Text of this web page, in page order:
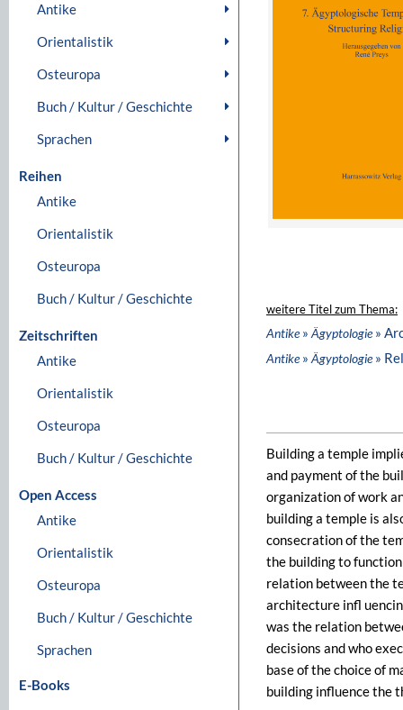
Antike
Orientalistik
Osteuropa
Buch / Kultur / Geschichte
Sprachen
Reihen
Antike
Orientalistik
Osteuropa
Buch / Kultur / Geschichte
Zeitschriften
Antike
Orientalistik
Osteuropa
Buch / Kultur / Geschichte
Open Access
Antike
Orientalistik
Osteuropa
Buch / Kultur / Geschichte
Sprachen
E-Books
weitere Titel zum Thema:
Antike» Ägyptologie»
Antike» Ägyptologie»
Building a temple
and payment of the
organization of work
building a temple is
consecration of the
the building to
relation between the
architecture infl
was the relation
decisions and who
base of the choice of
building influence the